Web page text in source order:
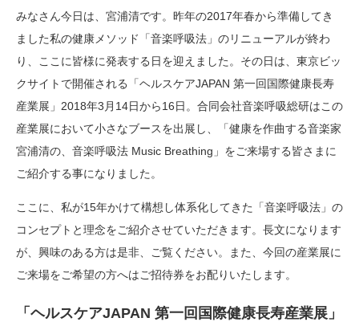
みなさん今日は、宮浦清です。昨年の2017年春から準備してき
ました私の健康メソッド「音楽呼吸法」のリニューアルが終わ
り、ここに皆様に発表する日を迎えました。その日は、東京ビッ
クサイトで開催される「ヘルスケアJAPAN 第一回国際健康長寿
産業展」2018年3月14日から16日。合同会社音楽呼吸総研はこの
産業展において小さなブースを出展し、「健康を作曲する音楽家
宮浦清の、音楽呼吸法 Music Breathing」をご来場する皆さまに
ご紹介する事になりました。
ここに、私が15年かけて構想し体系化してきた「音楽呼吸法」の
コンセプトと理念をご紹介させていただきます。長文になります
が、興味のある方は是非、ご覧ください。また、今回の産業展に
ご来場をご希望の方へはご招待券をお配りいたします。
「ヘルスケアJAPAN 第一回国際健康長寿産業展」